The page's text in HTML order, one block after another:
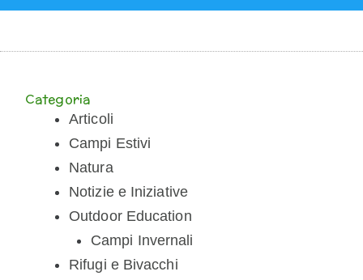
Categoria
Articoli
Campi Estivi
Natura
Notizie e Iniziative
Outdoor Education
Campi Invernali
Rifugi e Bivacchi